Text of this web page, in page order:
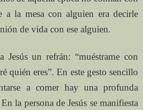
a la mesa con alguien era decirle
de vida con ese alguien.
Jesús un refrán: “muéstrame con
quién eres”. En este gesto sencillo
a comer hay una profunda
la persona de Jesús se manifiesta